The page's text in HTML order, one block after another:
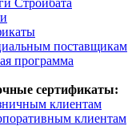
Стройбата
поставщикам
программа
сертификаты:
клиентам
клиентам